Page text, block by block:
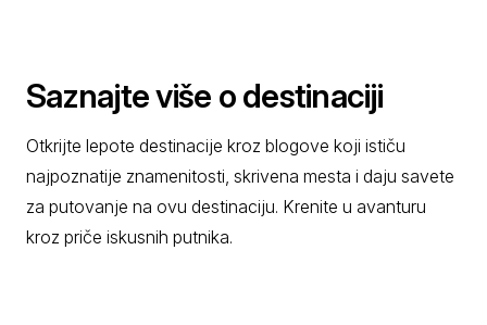
Saznajte više o destinaciji
Otkrijte lepote destinacije kroz blogove koji ističu
najpoznatije znamenitosti, skrivena mesta i daju savete
za putovanje na ovu destinaciju. Krenite u avanturu
kroz priče iskusnih putnika.